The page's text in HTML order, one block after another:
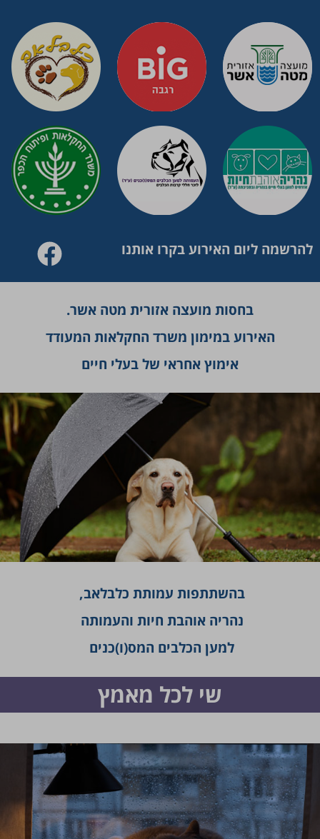
להרשמה ליום האירוע בקרו אותנו
בחסות מועצה אזורית מטה אשר.
האירוע במימון משרד החקלאות המעודד
אימוץ אחראי של בעלי חיים
בהשתתפות עמותת כלבלאב,
נהריה אוהבת חיות והעמותה
למען הכלבים המס(ו)כנים
שי לכל מאמץ